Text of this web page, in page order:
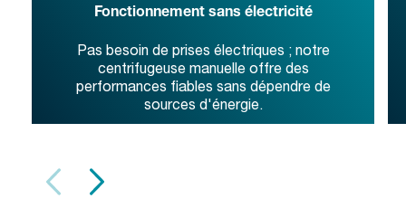
Fonctionnement sans électricité
Pas besoin de prises électriques ; notre
centrifugeuse manuelle offre des
performances fiables sans dépendre de
sources d'énergie.